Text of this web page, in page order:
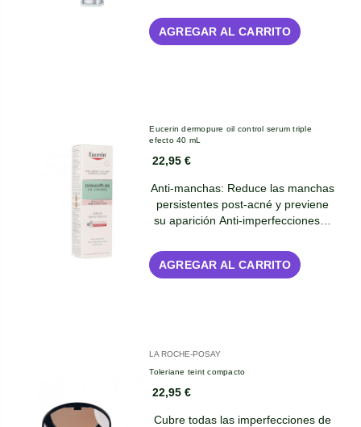
AGREGAR AL CARRITO
Eucerin dermopure oil control serum triple
efecto 40 mL
22,95 €
Anti-manchas: Reduce las manchas
persistentes post-acné y previene
su aparición Anti-imperfecciones…
AGREGAR AL CARRITO
LA ROCHE-POSAY
Toleriane teint compacto
22,95 €
Cubre todas las imperfecciones de